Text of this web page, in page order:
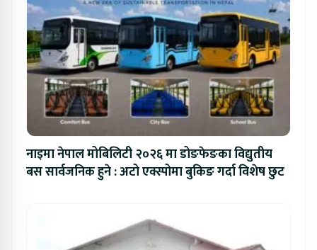
नाइमा नेपाल मोबिलिटी २०२६ मा डोङफेङका विद्युतीय
बस सार्वजनिक हुने : अटो एक्स्पोमा बुकिङ गर्दा विशेष छुट